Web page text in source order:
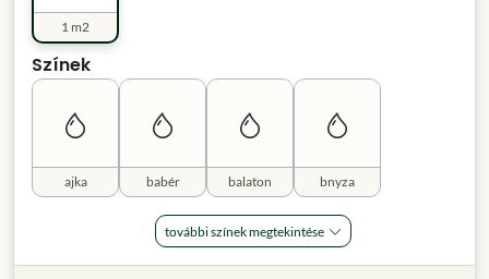
1 m2
Színek
ajka babér balaton bnyza
további színek megtekintése